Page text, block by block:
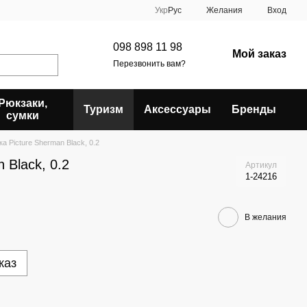
Укр Рус Желания Вход
098 898 11 98
Перезвонить вам?
Мой заказ
Рюкзаки,
сумки
Туризм Аксессуары Бренды
Picture Sherman Black, 0.2
Black, 0.2 Артикул
1-24216
В желания